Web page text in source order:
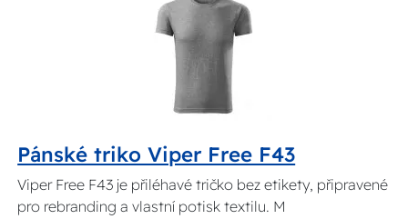
Pánské triko Viper Free F43
Viper Free F43 je přiléhavé tričko bez etikety, připravené
pro rebranding a vlastní potisk textilu. M